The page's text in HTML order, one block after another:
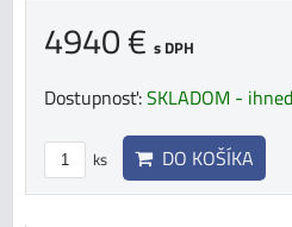
4940 € s DPH
Dostupnosť:SKLADOM -
ks DO KOŠÍKA